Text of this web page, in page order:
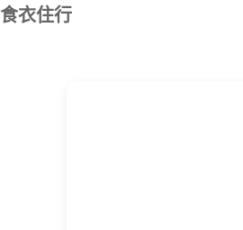
食衣住行